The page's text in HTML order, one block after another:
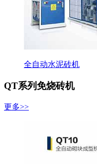
全自动水泥砖机
QT系列免烧砖机
更多>>